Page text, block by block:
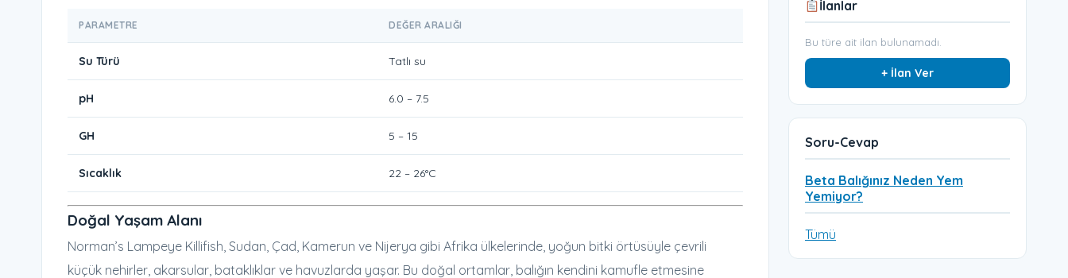
PARAMETRE DEĞER ARALIĞI
Su Türü Tatlı su
pH 6.0 – 7.5
GH 5 – 15
Sıcaklık 22 – 26°C
Doğal Yaşam Alanı
Norman’s Lampeye Killifish, Sudan, Çad, Kamerun ve Nijerya gibi Afrika ülkelerinde, yoğun bitki örtüsüyle çevrili
küçük nehirler, akarsular, bataklıklar ve havuzlarda yaşar. Bu doğal ortamlar, balığın kendini kamufle etmesine
İlanlar
Bu türe ait ilan bulunamadı.
+ İlan Ver
Soru-Cevap
Beta Balığınız Neden Yem
Yemiyor?
Tümü